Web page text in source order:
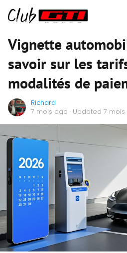
Vignette
savoir sur les
modalités de
Richard
7 mois ago · Updated 7